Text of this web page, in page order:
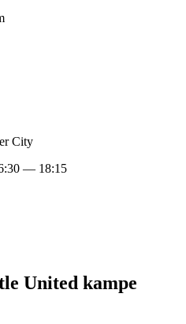
City
— 18:15
United kampe